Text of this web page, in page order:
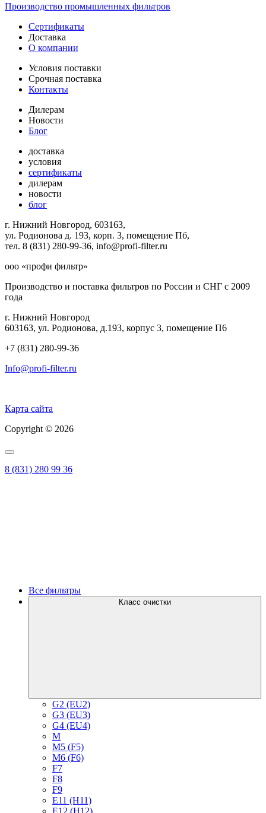
Производство промышленных фильтров
Сертификаты
Доставка
О компании
Условия поставки
Срочная поставка
Контакты
Дилерам
Новости
Блог
доставка
условия
сертификаты
дилерам
новости
блог
г. Нижний Новгород, 603163,
ул. Родионова д. 193, корп. 3, помещение Пб,
тел. 8 (831) 280-99-36, info@profi-filter.ru
ооо «профи фильтр»
Производство и поставка фильтров по России и СНГ с 2009
года
г. Нижний Новгород
603163, ул. Родионова, д.193, корпус 3, помещение П6
+7 (831) 280-99-36
Info@profi-filter.ru
Карта сайта
Copyright © 2026
8 (831) 280 99 36
Все фильтры
Класс очистки
G2 (EU2)
G3 (EU3)
G4 (EU4)
M
M5 (F5)
M6 (F6)
F7
F8
F9
E11 (H11)
E12 (H12)